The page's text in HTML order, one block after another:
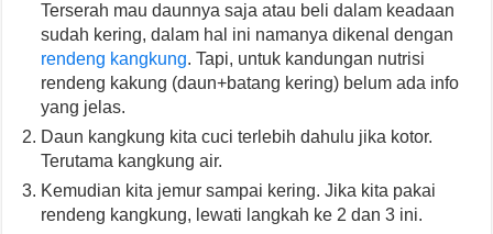
Terserah mau daunnya saja atau beli dalam keadaan
sudah kering, dalam hal ini namanya dikenal dengan
rendeng kangkung. Tapi, untuk kandungan nutrisi
rendeng kakung (daun+batang kering) belum ada info
yang jelas.
Daun kangkung kita cuci terlebih dahulu jika kotor.
Terutama kangkung air.
Kemudian kita jemur sampai kering. Jika kita pakai
rendeng kangkung, lewati langkah ke 2 dan 3 ini.